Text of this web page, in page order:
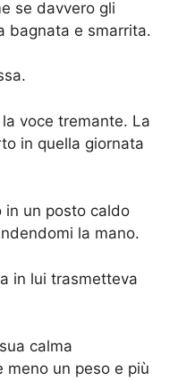
se davvero gli
bagnata e smarrita.
voce tremante. La
in quella giornata
in un posto caldo
la mano.
in lui trasmetteva
calma
meno un peso e più